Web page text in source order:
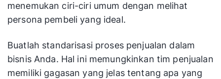
menemukan ciri-ciri umum dengan melihat
persona pembeli yang ideal.
Buatlah standarisasi proses penjualan dalam
bisnis Anda. Hal ini memungkinkan tim penjualan
memiliki gagasan yang jelas tentang apa yang